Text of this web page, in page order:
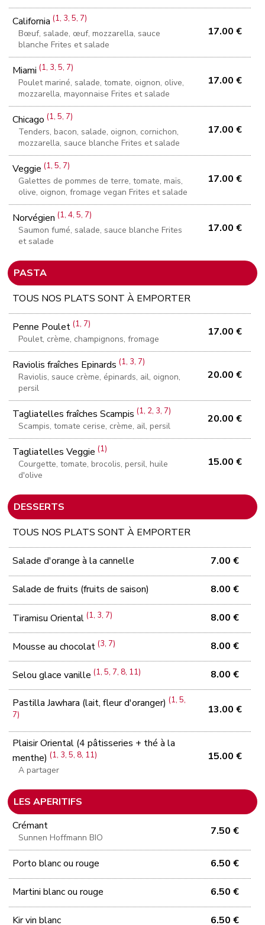
California(1, 3, 5, 7)
Bœuf, salade, œuf, mozzarella, sauce
blanche Frites et salade
17.00 €
Miami(1, 3, 5, 7)
Poulet mariné, salade, tomate, oignon, olive,
mozzarella, mayonnaise Frites et salade
17.00 €
Chicago(1, 5, 7)
Tenders, bacon, salade, oignon, cornichon,
mozzarella, sauce blanche Frites et salade
17.00 €
Veggie(1, 5, 7)
Galettes de pommes de terre, tomate, maïs,
olive, oignon, fromage vegan Frites et salade
17.00 €
Norvégien(1, 4, 5, 7)
Saumon fumé, salade, sauce blanche Frites
et salade
17.00 €
PASTA
TOUS NOS PLATS SONT À EMPORTER
Penne Poulet(1, 7)
Poulet, crème, champignons, fromage
17.00 €
Raviolis fraîches Epinards(1, 3, 7)
Raviolis, sauce crème, épinards, ail, oignon,
persil
20.00 €
Tagliatelles fraîches Scampis(1, 2, 3, 7)
Scampis, tomate cerise, crème, ail, persil
20.00 €
Tagliatelles Veggie(1)
Courgette, tomate, brocolis, persil, huile
d'olive
15.00 €
DESSERTS
TOUS NOS PLATS SONT À EMPORTER
Salade d'orange à la cannelle 7.00 €
Salade de fruits (fruits de saison) 8.00 €
Tiramisu Oriental(1, 3, 7) 8.00 €
Mousse au chocolat(3, 7) 8.00 €
Selou glace vanille(1, 5, 7, 8, 11) 8.00 €
Pastilla Jawhara (lait, fleur d'oranger)(1, 5,
7)
13.00 €
Plaisir Oriental (4 pâtisseries + thé à la
menthe)(1, 3, 5, 8, 11)
A partager
15.00 €
LES APERITIFS
Crémant
Sunnen Hoffmann BIO
7.50 €
Porto blanc ou rouge 6.50 €
Martini blanc ou rouge 6.50 €
Kir vin blanc 6.50 €